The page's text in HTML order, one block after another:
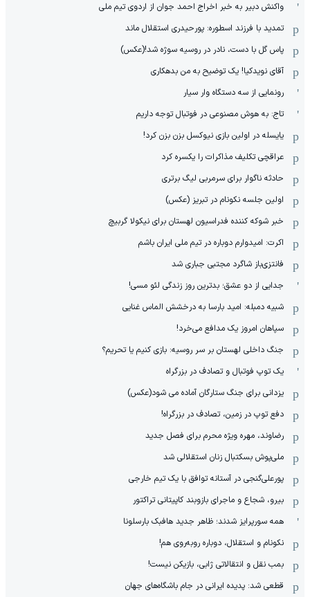
واکنش دبیر به خبر اخراج احمد جوان از اردوی تیم ملی
تمدید با فرزند اسطوره: پورحیدری استقلال ماند
پاس گل با دست، نادر در روسیه سوژه شد!(عکس)
آقای نویدکیا! یک توضیح به من بدهکاری
رونمایی از سه دستگاه وار سیار
تاج: به هوش مصنوعی در فوتبال توجه داریم
یایسله در اولین بازی نیوکسل بزن بزن کرد!
عراقچی تکلیف مذاکرات را یکسره کرد
حادثه ناگوار برای سرمربی لیگ برتری
اولین جلسه نکونام در تبریز (عکس)
خبر شوکه کننده فدراسیون لهستان برای نیکولا گربیچ
اکرت: امیدوارم دوباره در تیم ملی ایران باشم
فانتزی‌باز شاگرد مجتبی جباری شد
جدایی از دو عشق؛ بدترین روز زندگی لئو مسی!
شبیه دمبله: امید بارسا به درخشش الماس غنایی
سپاهان امروز یک مدافع می‌خرد!
جنگ داخلی لهستان بر سر روسیه: بازی کنیم یا تحریم؟
یک توپ فوتبال و تصادف در بزرگراه
یزدانی برای جنگ ستارگان آماده می شود(عکس)
دفع توپ در زمین، تصادف در بزرگراه!
رضاوند، مهره ویژه محرم برای فصل جدید
ملی‌پوش بسکتبال زنان استقلالی شد
پورعلی‌گنجی در آستانه توافق با یک تیم خارجی
بیرو، شجاع و ماجرای بازوبند کاپیتانی تراکتور
همه سورپرایز شدند؛ ظاهر جدید هافبک بارسلونا
نکونام و استقلال، دوباره روبه‌روی هم!
بمب نقل و انتقالاتی ژابی، بازیکن نیست!
قطعی شد: پدیده ایرانی در جام باشگاه‌های جهان